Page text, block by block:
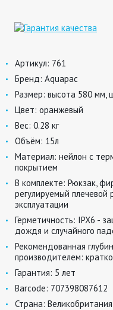
Артикул: 761
Бренд: Aquapac
Размер: высота 580 мм,
Цвет: оранжевый
Вес: 0.28 кг
Объём: 15л
Материал: нейлон с
покрытием
В комплекте: Рюкзак,
регулируемый плечевой
эксплуатации
Герметичность: IPX6 -
дождя и случайного
Рекомендованная
производителем:
Гарантия: 5 лет
Barcode: 707398087612
Страна: Великобритания